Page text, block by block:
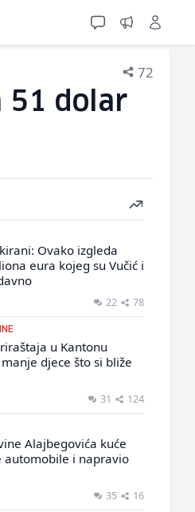
72
51 dolar
Ovako izgleda
eura kojeg su Vučić i
22 78
u Kantonu
djece što si bliže
31 124
Alajbegovića kuće
automobile i napravio
35 16